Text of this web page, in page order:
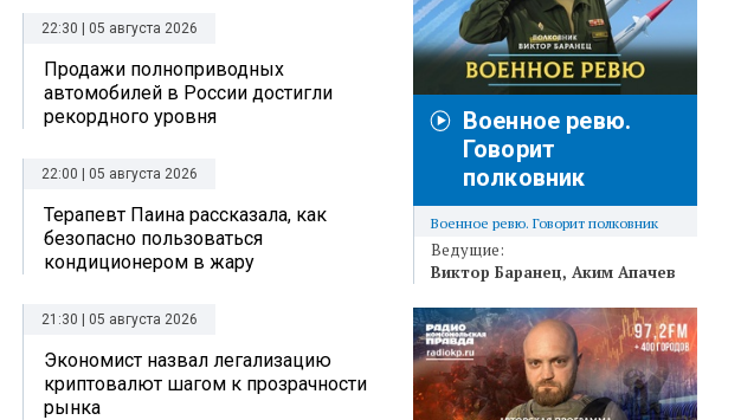
22:30 | 05 августа 2026
Продажи полноприводных
автомобилей в России достигли
рекордного уровня
22:00 | 05 августа 2026
Терапевт Паина рассказала, как
безопасно пользоваться
кондиционером в жару
21:30 | 05 августа 2026
Экономист назвал легализацию
криптовалют шагом к прозрачности
рынка
Военное ревю.
Говорит
полковник
Военное ревю. Говорит полковник
Ведущие:
Виктор Баранец Аким Апачев